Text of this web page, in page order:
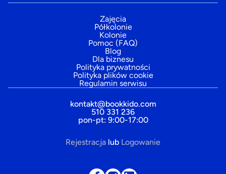
Zajęcia
Półkolonie
Kolonie
Pomoc (FAQ)
Blog
Dla biznesu
Polityka prywatności
Polityka plików cookie
Regulamin serwisu
kontakt@bookkido.com
510 331 236
pon-pt: 9:00-17:00
Rejestracja lub Logowanie